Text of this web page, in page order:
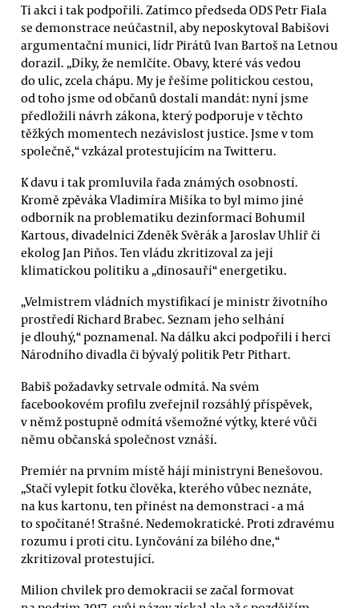
Ti akci i tak podpořili. Zatímco předseda ODS Petr Fiala
se demonstrace neúčastnil, aby neposkytoval Babišovi
argumentační munici, lídr Pirátů Ivan Bartoš na Letnou
dorazil. „Díky, že nemlčíte. Obavy, které vás vedou
do ulic, zcela chápu. My je řešíme politickou cestou,
od toho jsme od občanů dostali mandát: nyní jsme
předložili návrh zákona, který podporuje v těchto
těžkých momentech nezávislost justice. Jsme v tom
společně,“ vzkázal protestujícím na Twitteru.
K davu i tak promluvila řada známých osobností.
Kromě zpěváka Vladimíra Mišíka to byl mimo jiné
odborník na problematiku dezinformací Bohumil
Kartous, divadelníci Zdeněk Svěrák a Jaroslav Uhlíř či
ekolog Jan Piňos. Ten vládu zkritizoval za její
klimatickou politiku a „dinosauří“ energetiku.
„Velmistrem vládních mystifikací je ministr životního
prostředí Richard Brabec. Seznam jeho selhání
je dlouhý,“ poznamenal. Na dálku akci podpořili i herci
Národního divadla či bývalý politik Petr Pithart.
Babiš požadavky setrvale odmítá. Na svém
facebookovém profilu zveřejnil rozsáhlý příspěvek,
v němž postupně odmítá všemožné výtky, které vůči
němu občanská společnost vznáší.
Premiér na prvním místě hájí ministryni Benešovou.
„Stačí vylepit fotku člověka, kterého vůbec neznáte,
na kus kartonu, ten přinést na demonstraci - a má
to spočítané! Strašné. Nedemokratické. Proti zdravému
rozumu i proti citu. Lynčování za bílého dne,“
zkritizoval protestující.
Milion chvilek pro demokracii se začal formovat